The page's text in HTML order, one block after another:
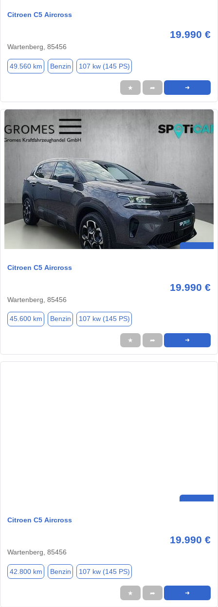
Citroen C5 Aircross
19.990 €
Wartenberg, 85456
49.560 km Benzin 107 kw (145 PS)
★ ➦ ➜
Citroen C5 Aircross
19.990 €
Wartenberg, 85456
45.600 km Benzin 107 kw (145 PS)
★ ➦ ➜
Citroen C5 Aircross
19.990 €
Wartenberg, 85456
42.800 km Benzin 107 kw (145 PS)
★ ➦ ➜